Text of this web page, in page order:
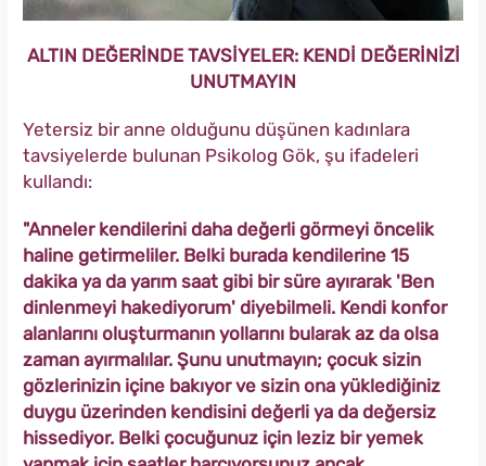
ALTIN DEĞERİNDE TAVSİYELER: KENDİ DEĞERİNİZİ
UNUTMAYIN
Yetersiz bir anne olduğunu düşünen kadınlara
tavsiyelerde bulunan Psikolog Gök, şu ifadeleri
kullandı:
"Anneler kendilerini daha değerli görmeyi öncelik
haline getirmeliler. Belki burada kendilerine 15
dakika ya da yarım saat gibi bir süre ayırarak 'Ben
dinlenmeyi hakediyorum' diyebilmeli. Kendi konfor
alanlarını oluşturmanın yollarını bularak az da olsa
zaman ayırmalılar. Şunu unutmayın; çocuk sizin
gözlerinizin içine bakıyor ve sizin ona yüklediğiniz
duygu üzerinden kendisini değerli ya da değersiz
hissediyor. Belki çocuğunuz için leziz bir yemek